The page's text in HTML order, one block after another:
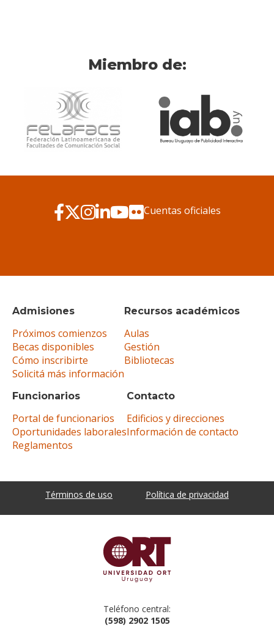
Miembro de:
Admisiones
Próximos comienzos
Becas disponibles
Cómo inscribirte
Solicitá más información
Recursos académicos
Aulas
Gestión
Bibliotecas
Funcionarios
Portal de funcionarios
Oportunidades laborales
Reglamentos
Contacto
Edificios y direcciones
Información de contacto
Cuentas oficiales
Términos de uso Política de privacidad
Teléfono central:
(598) 2902 1505